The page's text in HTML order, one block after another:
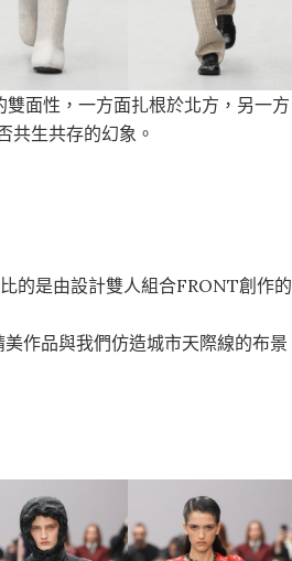
面性，一方面扎根於北方，另一方
共生共存的幻象。
的是由設計雙人組合FRONT創作的
作品與我們仿造城市天際線的布景